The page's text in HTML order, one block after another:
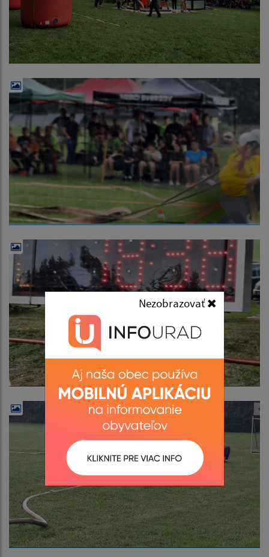
Nezobrazovať